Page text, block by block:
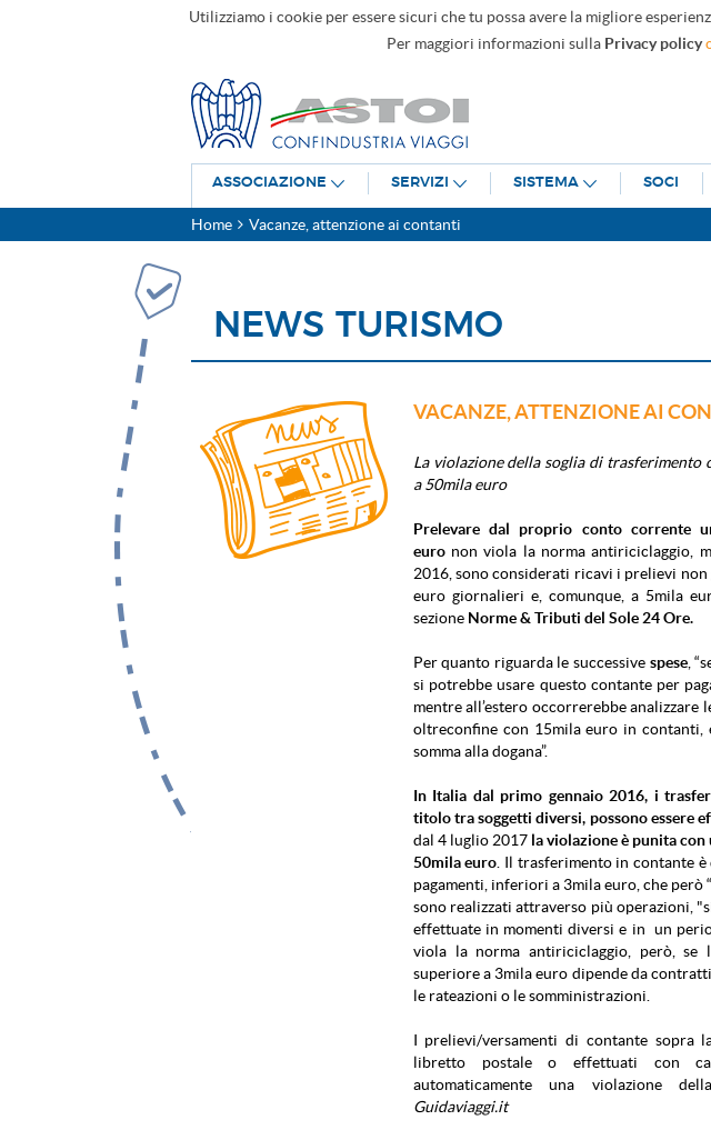
Utilizziamo i cookie per essere sicuri che tu possa avere la migliore
Per maggiori informazioni sulla Privacy policy
ASSOCIAZIONE SERVIZI SISTEMA SOCI
Home Vacanze, attenzione ai contanti
NEWS TURISMO
VACANZE, ATTENZIONE AI
La violazione della soglia di trasferimento
a 50mila euro
Prelevare dal proprio conto corrente
euronon viola la norma antiriciclaggio,
2016, sono considerati ricavi i prelievi
euro giornalieri e, comunque, a 5mila
sezione Norme & Tributi del Sole 24 Ore.
Per quanto riguarda le successive spese,
si potrebbe usare questo contante per
mentre all’estero occorrerebbe
oltreconfine con 15mila euro in contanti,
somma alla dogana”.
In Italia dal primo gennaio 2016, i
titolo tra soggetti diversi, possono essere
dal 4 luglio 2017 la violazione è punita
50mila euro . Il trasferimento in contante
pagamenti, inferiori a 3mila euro, che però
sono realizzati attraverso più operazioni,
effettuate in momenti diversi e in un
viola la norma antiriciclaggio, però,
superiore a 3mila euro dipende da
le rateazioni o le somministrazioni.
I prelievi/versamenti di contante sopra
libretto postale o effettuati con
automaticamente una violazione
Guidaviaggi.it